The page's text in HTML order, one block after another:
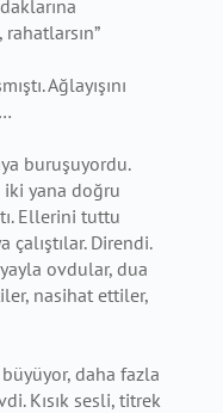
rahatlarsın”
Ağlayışını
buruşuyordu.
yana doğru
Ellerini tuttu
çalıştılar. Direndi.
ovdular, dua
nasihat ettiler,
daha fazla
Kısık sesli, titrek